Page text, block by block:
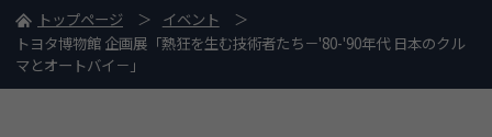
トップページ
イベント
トヨタ博物館 企画展「熱狂を生む技術者たち－'80-'90年代 日本のクル
マとオートバイ－」